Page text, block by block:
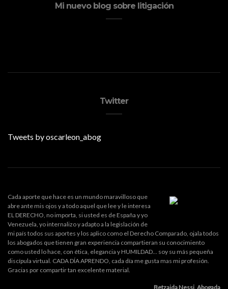
Mi nuevo blog sobre litigación
Twitter
Tweets by oscarleon_abog
Cada aporte que hace es un mundo maravilloso que
abre ante mis ojos y a todo aquel que lee y le interesa
EL DERECHO, no importa, si usted es de España y yo
Venezuela, yo internalizo y adapto a la legislación de
mi país todos sus aportes y los aplico como el Derecho Comparado, ojala todos
los abogados que tienen gran experiencia compartieran su conocimiento
como usted lo hace, con ética, elegancia y HUMILDAD... soy su más pequeña
discípula virtual. CADA DÍA APRENDO, cada día me gusta mas mi profesión.
Gracias por compartir tan excelente material.
Betzaida Nessi, Abogada